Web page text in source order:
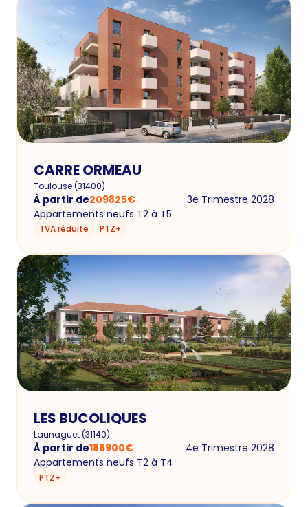
CARRE ORMEAU
Toulouse(31400)
À partir de209825€
3e Trimestre 2028
Appartements neufs T2 à T5
TVA réduite PTZ+
LES BUCOLIQUES
Launaguet(31140)
À partir de186900€
4e Trimestre 2028
Appartements neufs T2 à T4
PTZ+